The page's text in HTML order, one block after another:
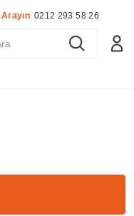
0212 293 58 26